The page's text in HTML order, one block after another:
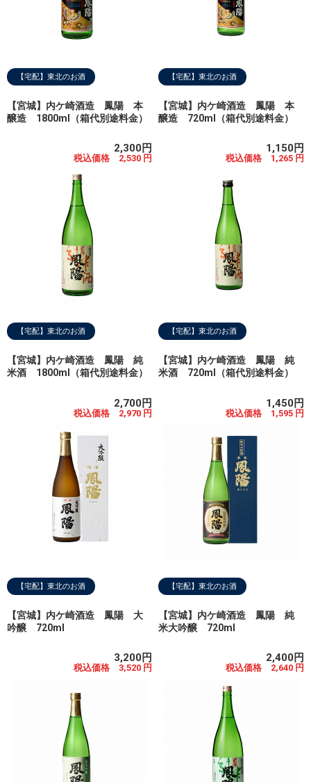
【宅配】東北のお酒
【宮城】内ケ崎酒造 鳳陽 本
醸造 1800ml（箱代別途料金）
2,300円
税込価格 2,530 円
【宅配】東北のお酒
【宮城】内ケ崎酒造 鳳陽 本
醸造 720ml（箱代別途料金）
1,150円
税込価格 1,265 円
【宅配】東北のお酒
【宮城】内ケ崎酒造 鳳陽 純
米酒 1800ml（箱代別途料金）
2,700円
税込価格 2,970 円
【宅配】東北のお酒
【宮城】内ケ崎酒造 鳳陽 純
米酒 720ml（箱代別途料金）
1,450円
税込価格 1,595 円
【宅配】東北のお酒
【宮城】内ケ崎酒造 鳳陽 大
吟醸 720ml
3,200円
税込価格 3,520 円
【宅配】東北のお酒
【宮城】内ケ崎酒造 鳳陽 純
米大吟醸 720ml
2,400円
税込価格 2,640 円